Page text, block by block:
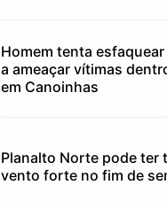
Homem tenta
a ameaçar vítimas
em Canoinhas
Planalto Norte pode ter
vento forte no fim de